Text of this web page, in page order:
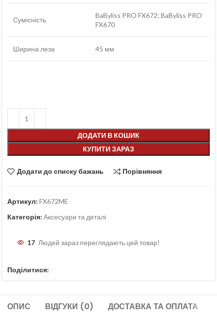
Сумісність
BaByliss PRO FX672; BaByliss PRO
FX670
Ширина леза 45 мм
ДОДАТИ В КОШИК
КУПИТИ ЗАРАЗ
Додати до списку бажань Порівняння
Артикул: FX672ME
Категорія: Аксесуари та деталі
17 Людей зараз переглядають цей товар!
Поділитися:
ОПИС ВІДГУКИ (0) ДОСТАВКА ТА ОПЛАТА